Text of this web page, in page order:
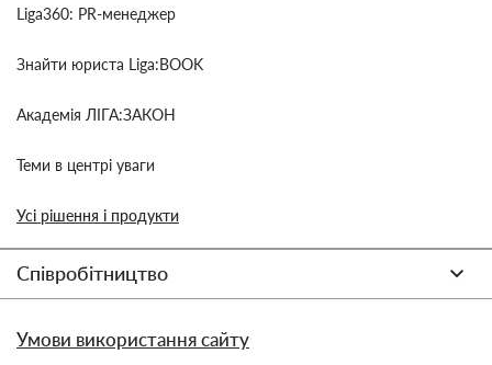
Liga360: PR-менеджер
Знайти юриста Liga:BOOK
Академія ЛІГА:ЗАКОН
Теми в центрі уваги
Усі рішення і продукти
Співробітництво
Умови використання сайту